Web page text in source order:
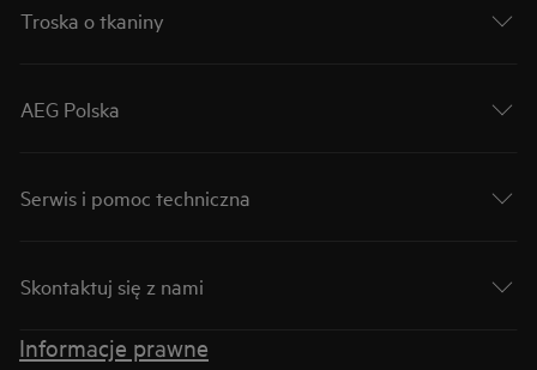
Troska o tkaniny
AEG Polska
Serwis i pomoc techniczna
Skontaktuj się z nami
Informacje prawne